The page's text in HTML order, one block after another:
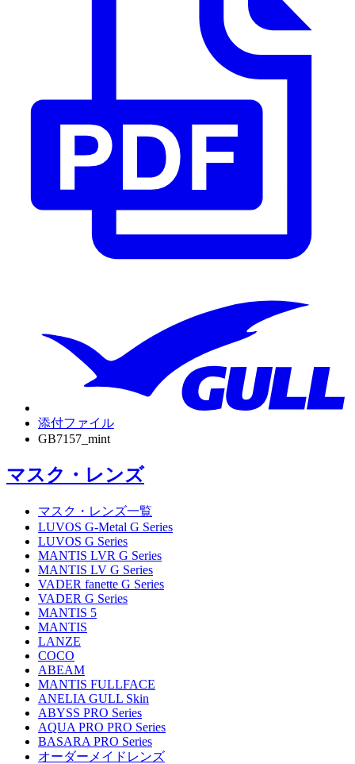
添付ファイル
GB7157_mint
マスク・レンズ
マスク・レンズ一覧
LUVOS G-Metal G Series
LUVOS G Series
MANTIS LVR G Series
MANTIS LV G Series
VADER fanette G Series
VADER G Series
MANTIS 5
MANTIS
LANZE
COCO
ABEAM
MANTIS FULLFACE
ANELIA GULL Skin
ABYSS PRO Series
AQUA PRO PRO Series
BASARA PRO Series
オーダーメイドレンズ